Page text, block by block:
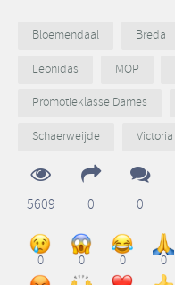
Bloemendaal Breda
Leonidas
MOP
Promotieklasse Dames
Schaerweijde
Victoria
5609 0 0
0 0 0 0